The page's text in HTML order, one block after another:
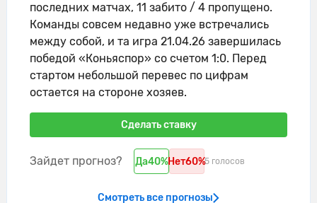
последних матчах, 11 забито / 4 пропущено.
Команды совсем недавно уже встречались
между собой, и та игра 21.04.26 завершилась
победой «Коньяспор» со счетом 1:0. Перед
стартом небольшой перевес по цифрам
остается на стороне хозяев.
Сделать ставку
Зайдет прогноз? Да40%Нет60%5 голосов
Смотреть все прогнозы